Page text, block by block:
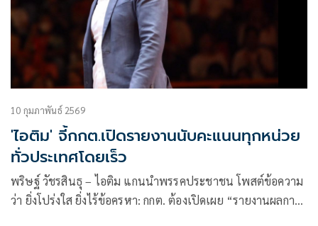
10 กุมภาพันธ์ 2569
'ไอติม' จี้กกต.เปิดรายงานนับคะแนนทุกหน่วย
ทั่วประเทศโดยเร็ว
พริษฐ์ วัชรสินธุ – ไอติม แกนนำพรรคประชาชน โพสต์ข้อความ
ว่า ยิ่งโปร่งใส ยิ่งไร้ข้อครหา: กกต. ต้องเปิดเผย “รายงานผลการ